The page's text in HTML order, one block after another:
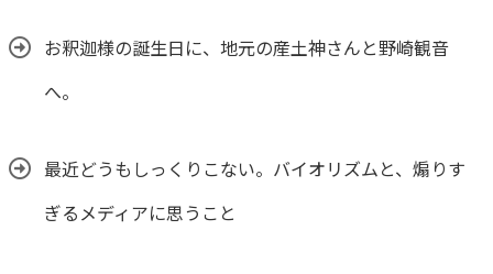
お釈迦様の誕生日に、地元の産土神さんと野崎観音
へ。
最近どうもしっくりこない。バイオリズムと、煽りす
ぎるメディアに思うこと